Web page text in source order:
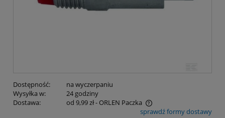
Dostępność:
na wyczerpaniu
Wysyłka w:
24 godziny
Dostawa:
od 9,99 zł- ORLEN Paczka
Cena nie zawiera ewentualnych kosztów płatnościsprawdź formy dostawy